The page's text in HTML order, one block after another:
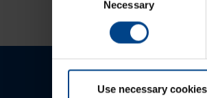
Necessary
Use necessary